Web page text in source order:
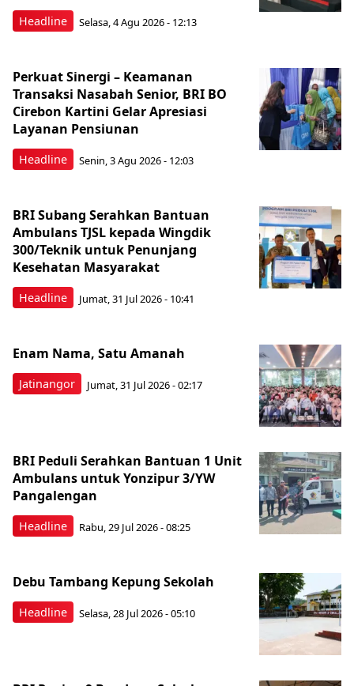
Headline Selasa, 4 Agu 2026 - 12:13
Headline
Perkuat Sinergi – Keamanan
Transaksi Nasabah Senior, BRI BO
Cirebon Kartini Gelar Apresiasi
Layanan Pensiunan
Senin, 3 Agu 2026 - 12:03
Headline
BRI Subang Serahkan Bantuan
Ambulans TJSL kepada Wingdik
300/Teknik untuk Penunjang
Kesehatan Masyarakat ​
Jumat, 31 Jul 2026 - 10:41
Jatinangor
Enam Nama, Satu Amanah
Jumat, 31 Jul 2026 - 02:17
Headline
BRI Peduli Serahkan Bantuan 1 Unit
Ambulans untuk Yonzipur 3/YW
Pangalengan
Rabu, 29 Jul 2026 - 08:25
Headline
Debu Tambang Kepung Sekolah
Selasa, 28 Jul 2026 - 05:10